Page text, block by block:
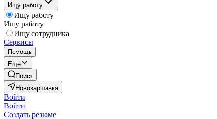
Ищу работу
Ищу работу
Ищу работу
Ищу сотрудника
Сервисы
Помощь
Ещё
Поиск
Нововаршавка
Войти
Войти
Создать резюме